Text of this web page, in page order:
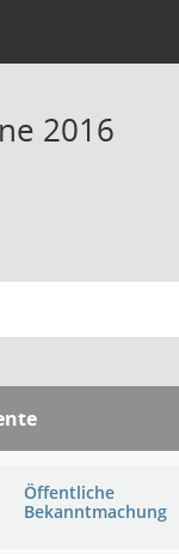
2016
Öffentliche
Bekanntmachung